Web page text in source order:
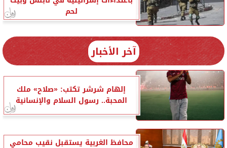
لحم
آخر الأخبار
إلهام شرشر تكتب: «صلاح» ملك
المحبة.. رسول السلام والإنسانية
محافظ الغربية يستقبل نقيب محامي